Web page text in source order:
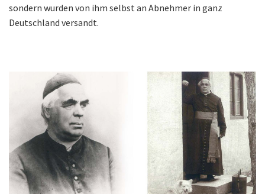
sondern wurden von ihm selbst an Abnehmer in ganz
Deutschland versandt.